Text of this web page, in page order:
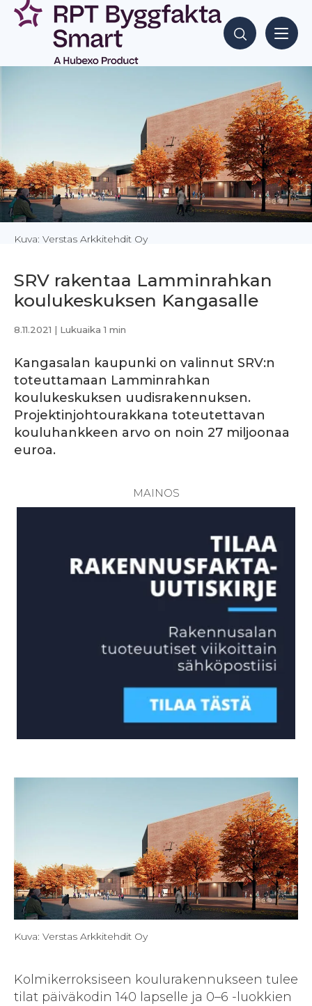
Siirry
sisältöön
Hae sisältöjä
Kuva: Verstas Arkkitehdit Oy
SRV rakentaa Lamminrahkan
koulukeskuksen Kangasalle
8.11.2021 | Lukuaika 1 min
Kangasalan kaupunki on valinnut SRV:n
toteuttamaan Lamminrahkan
koulukeskuksen uudisrakennuksen.
Projektinjohtourakkana toteutettavan
kouluhankkeen arvo on noin 27 miljoonaa
euroa.
Kuva: Verstas Arkkitehdit Oy
Kolmikerroksiseen koulurakennukseen tulee
tilat päiväkodin 140 lapselle ja 0–6 -luokkien